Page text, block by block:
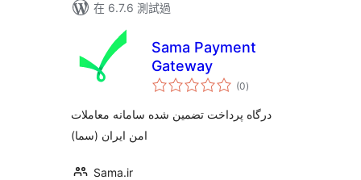
在 6.7.6 測試過
Sama Payment
Gateway
(0總
評)
درگاه پرداخت تضمین شده سامانه معاملات
امن ایران (سما)
Sama.ir